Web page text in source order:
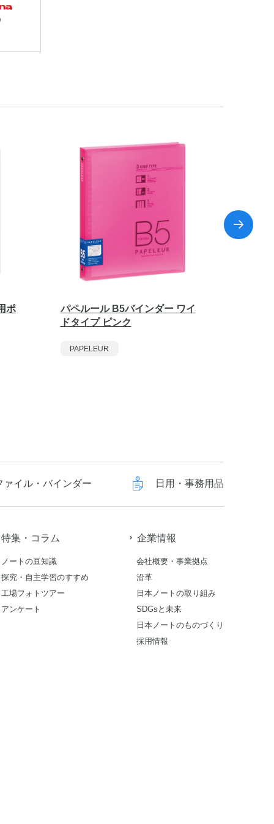
ポ
パペルール B5バインダー ワイ
ドタイプ ピンク
PAPELEUR
ァイル・バインダー 日用・事務用品
特集・コラム
ノートの豆知識
探究・自主学習のすすめ
工場フォトツアー
アンケート
企業情報
会社概要・事業拠点
沿革
日本ノートの取り組み
SDGsと未来
日本ノートのものづくり
採用情報